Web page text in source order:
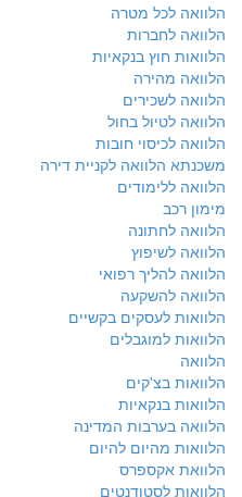
הלוואה לכל מטרה
הלוואה לחברות
הלוואות חוץ בנקאיות
הלוואה מהירה
הלוואה לשכירים
הלוואה לטיול בחול
הלוואה לכיסוי חובות
משכנתא הלוואה לקניית דירה
הלוואה ללימודים
מימון רכב
הלוואה לחתונה
הלוואה לשיפוץ
הלוואה להליך רפואי
הלוואה להשקעה
הלוואות לעסקים בקשיים
הלוואות למוגבלים
הלוואה
הלוואות בצ'קים
הלוואות בנקאיות
הלוואה בערבות המדינה
הלוואות מהיום להיום
הלוואת אקספרס
הלוואות לסטודנטים